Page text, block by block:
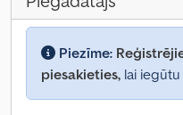
Piezīme:
piesakieties, lai